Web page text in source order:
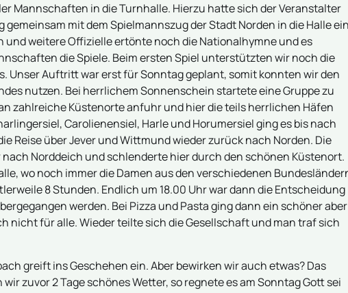
Mannschaften in die Turnhalle. Hierzu hatte sich der Veranstalter
mit dem Spielmannszug der Stadt Norden in die Halle
weitere Offizielle ertönte noch die Nationalhymne und es
die Spiele. Beim ersten Spiel unterstützten wir noch die
Unser Auftritt war erst für Sonntag geplant, somit konnten wir den
nutzen. Bei herrlichem Sonnenschein startete eine Gruppe zu
zahlreiche Küstenorte anfuhr und hier die teils herrlichen Häfen
Carolienensiel, Harle und Horumersiel ging es bis nach
Reise über Jever und Wittmund wieder zurück nach Norden. Die
Norddeich und schlenderte hier durch den schönen Küstenort.
wo noch immer die Damen aus den verschiedenen
8 Stunden. Endlich um 18.00 Uhr war dann die Entscheidung
werden. Bei Pizza und Pasta ging dann ein schöner aber
nicht für alle. Wieder teilte sich die Gesellschaft und man traf sich
greift ins Geschehen ein. Aber bewirken wir auch etwas? Das
zuvor 2 Tage schönes Wetter, so regnete es am Sonntag Gott sei